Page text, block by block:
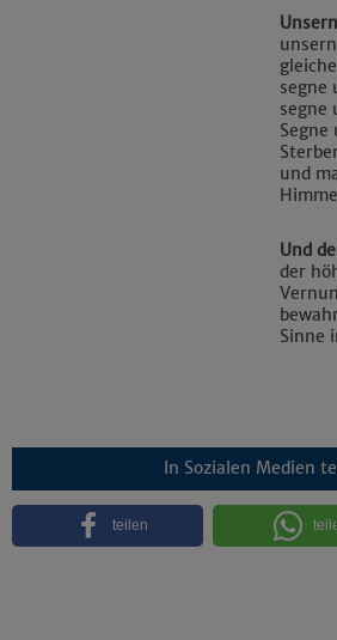
segne
segne
Segne
und
Und
der
Sinne
In Sozialen Medien
teilen